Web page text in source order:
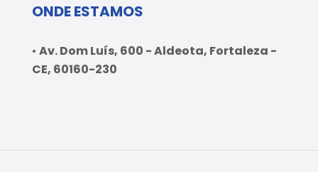
ONDE ESTAMOS
• Av. Dom Luís, 600 - Aldeota, Fortaleza -
CE, 60160-230